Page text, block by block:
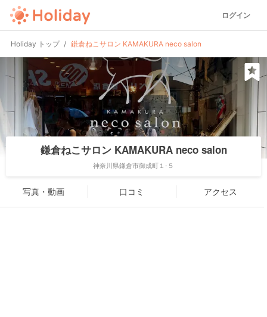
ログイン
Holiday トップ 鎌倉ねこサロン KAMAKURA neco salon
鎌倉ねこサロン KAMAKURA neco salon
神奈川県鎌倉市御成町１-５
写真・動画 口コミ アクセス